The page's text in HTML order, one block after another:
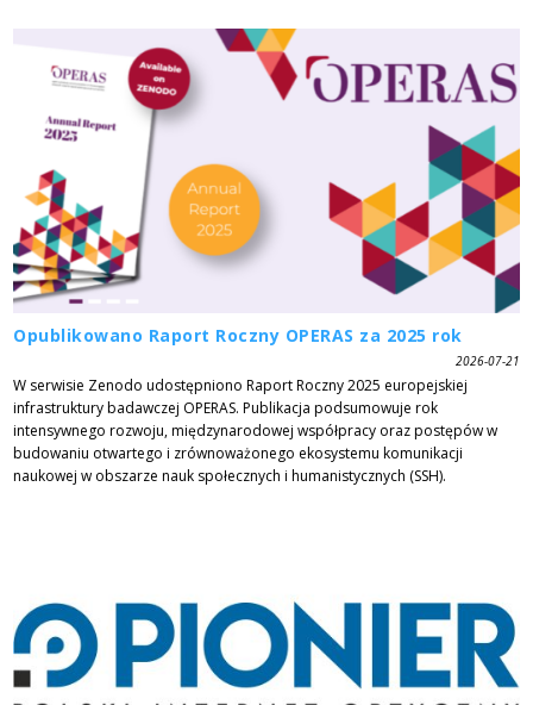
Opublikowano Raport Roczny OPERAS za 2025 rok
2026-07-21
W serwisie Zenodo udostępniono Raport Roczny 2025 europejskiej
infrastruktury badawczej OPERAS. Publikacja podsumowuje rok
intensywnego rozwoju, międzynarodowej współpracy oraz postępów w
budowaniu otwartego i zrównoważonego ekosystemu komunikacji
naukowej w obszarze nauk społecznych i humanistycznych (SSH).